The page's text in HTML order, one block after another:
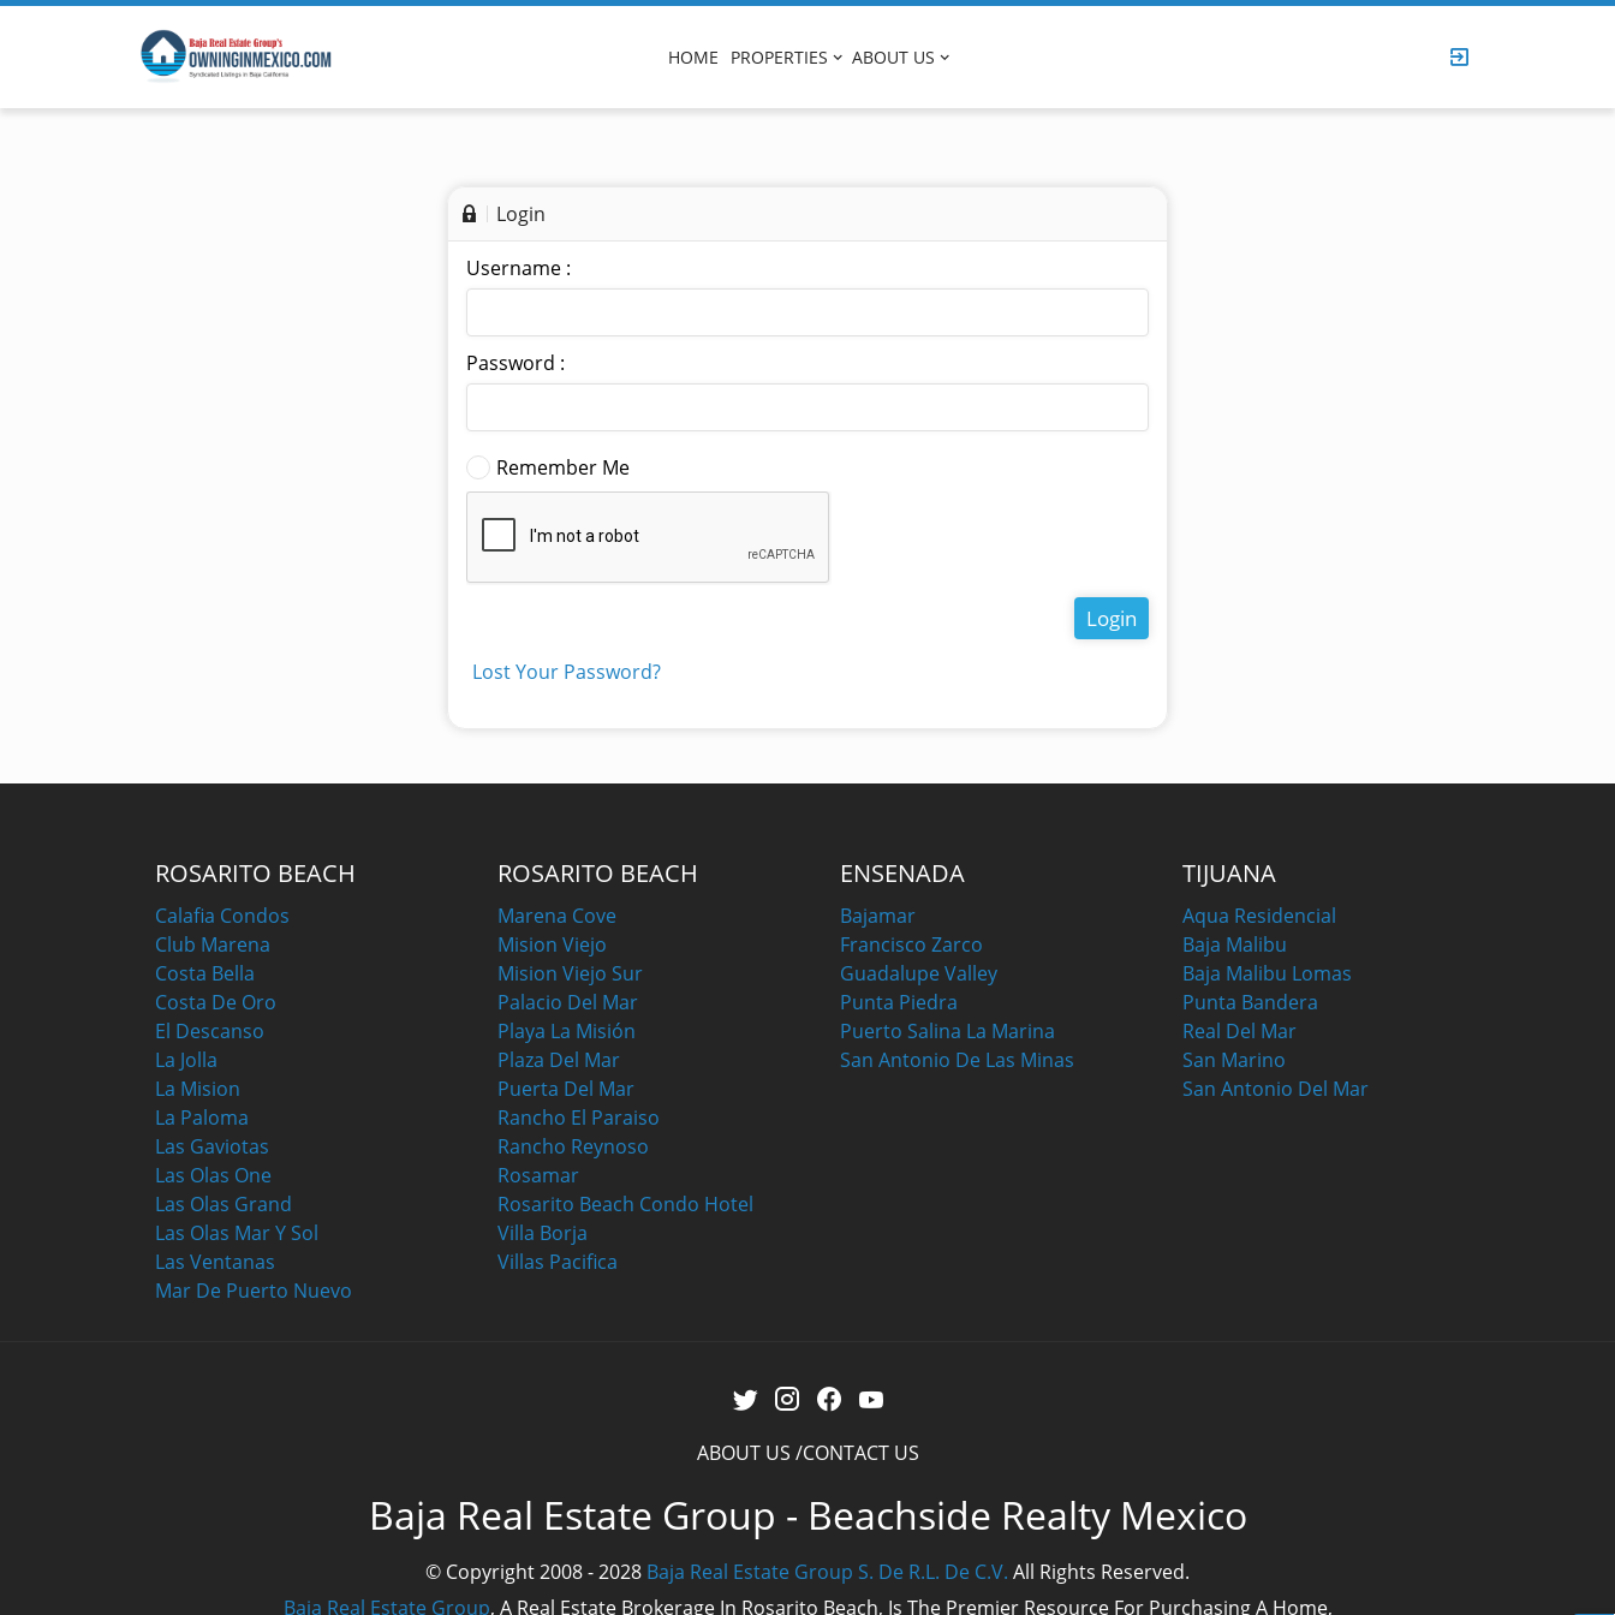
HOME PROPERTIES ABOUT US
Login
Username :
Password :
Remember Me
Login
Lost Your Password?
ROSARITO BEACH
Calafia Condos
Club Marena
Costa Bella
Costa De Oro
El Descanso
La Jolla
La Mision
La Paloma
Las Gaviotas
Las Olas One
Las Olas Grand
Las Olas Mar Y Sol
Las Ventanas
Mar De Puerto Nuevo
ROSARITO BEACH
Marena Cove
Mision Viejo
Mision Viejo Sur
Palacio Del Mar
Playa La Misión
Plaza Del Mar
Puerta Del Mar
Rancho El Paraiso
Rancho Reynoso
Rosamar
Rosarito Beach Condo Hotel
Villa Borja
Villas Pacifica
ENSENADA
Bajamar
Francisco Zarco
Guadalupe Valley
Punta Piedra
Puerto Salina La Marina
San Antonio De Las Minas
TIJUANA
Aqua Residencial
Baja Malibu
Baja Malibu Lomas
Punta Bandera
Real Del Mar
San Marino
San Antonio Del Mar
ABOUT US CONTACT US
Baja Real Estate Group - Beachside Realty Mexico
© Copyright 2008 - 2028 Baja Real Estate Group S. De R.L. De C.V. All Rights Reserved.
Baja Real Estate Group, A Real Estate Brokerage In Rosarito Beach, Is The Premier Resource For Purchasing A Home,